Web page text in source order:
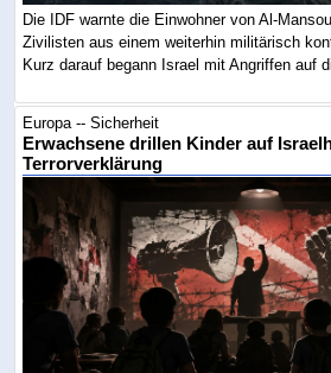
Die IDF warnte die Einwohner von Al-
Zivilisten aus einem weiterhin militärisch
Kurz darauf begann Israel mit Angriffen auf
Europa -- Sicherheit
Erwachsene drillen Kinder auf
Terrorverklärung